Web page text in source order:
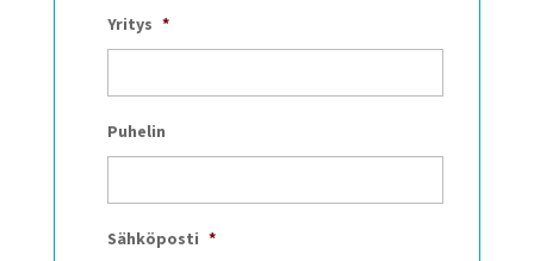
Yritys *
Puhelin
Sähköposti *